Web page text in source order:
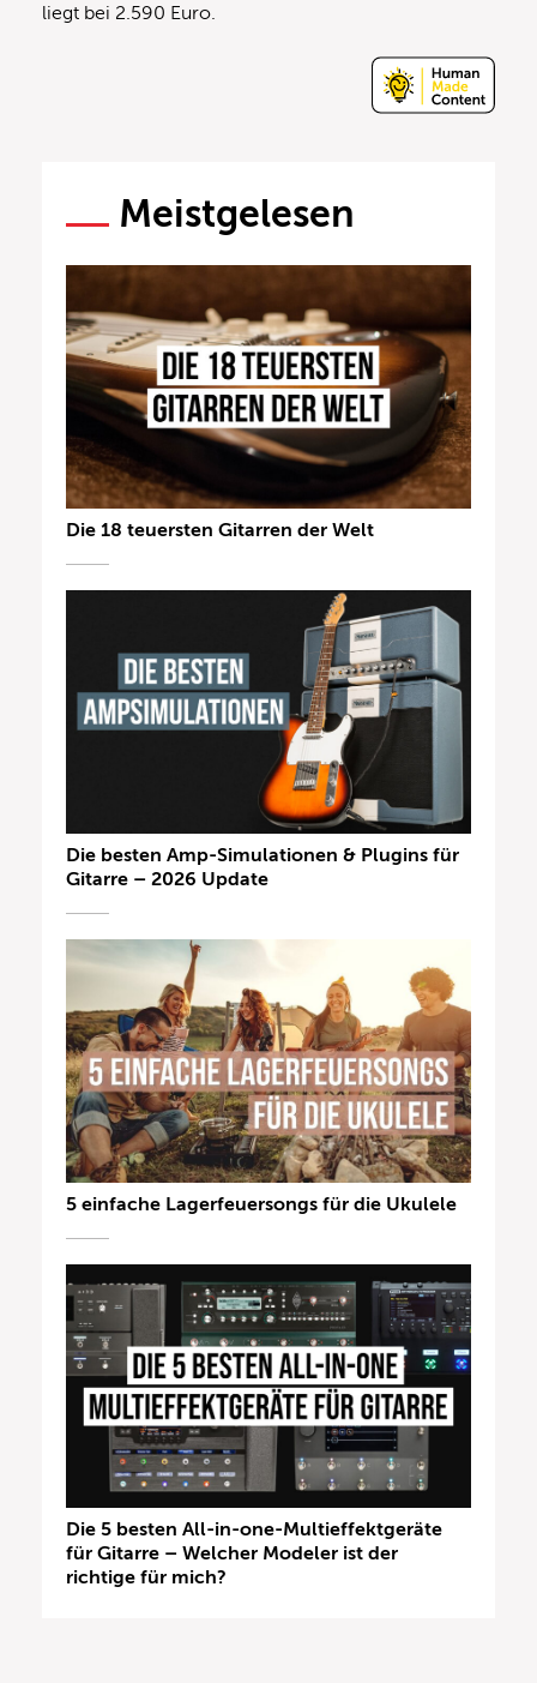
liegt bei 2.590 Euro.
Meistgelesen
Die 18 teuersten Gitarren der Welt
Die besten Amp-Simulationen & Plugins für
Gitarre – 2026 Update
5 einfache Lagerfeuersongs für die Ukulele
Die 5 besten All-in-one-Multieffektgeräte
für Gitarre – Welcher Modeler ist der
richtige für mich?